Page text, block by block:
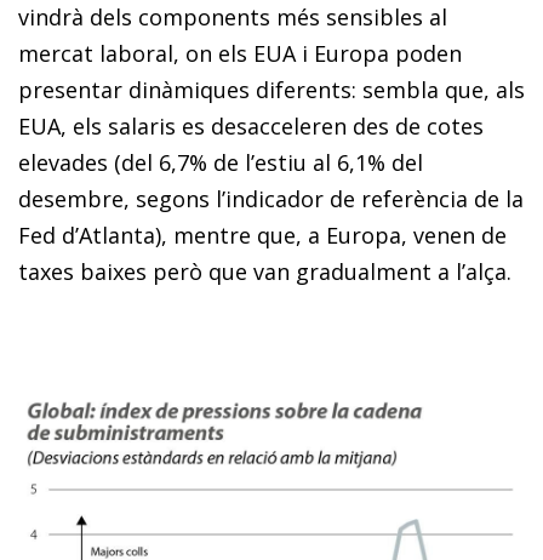
vindrà dels components més sensibles al
mercat laboral, on els EUA i Europa poden
presentar dinàmiques diferents: sembla que, als
EUA, els salaris es desacceleren des de cotes
elevades (del 6,7% de l’estiu al 6,1% del
desembre, segons l’indicador de referència de la
Fed d’Atlanta), mentre que, a Europa, venen de
taxes baixes però que van gradualment a l’alça.